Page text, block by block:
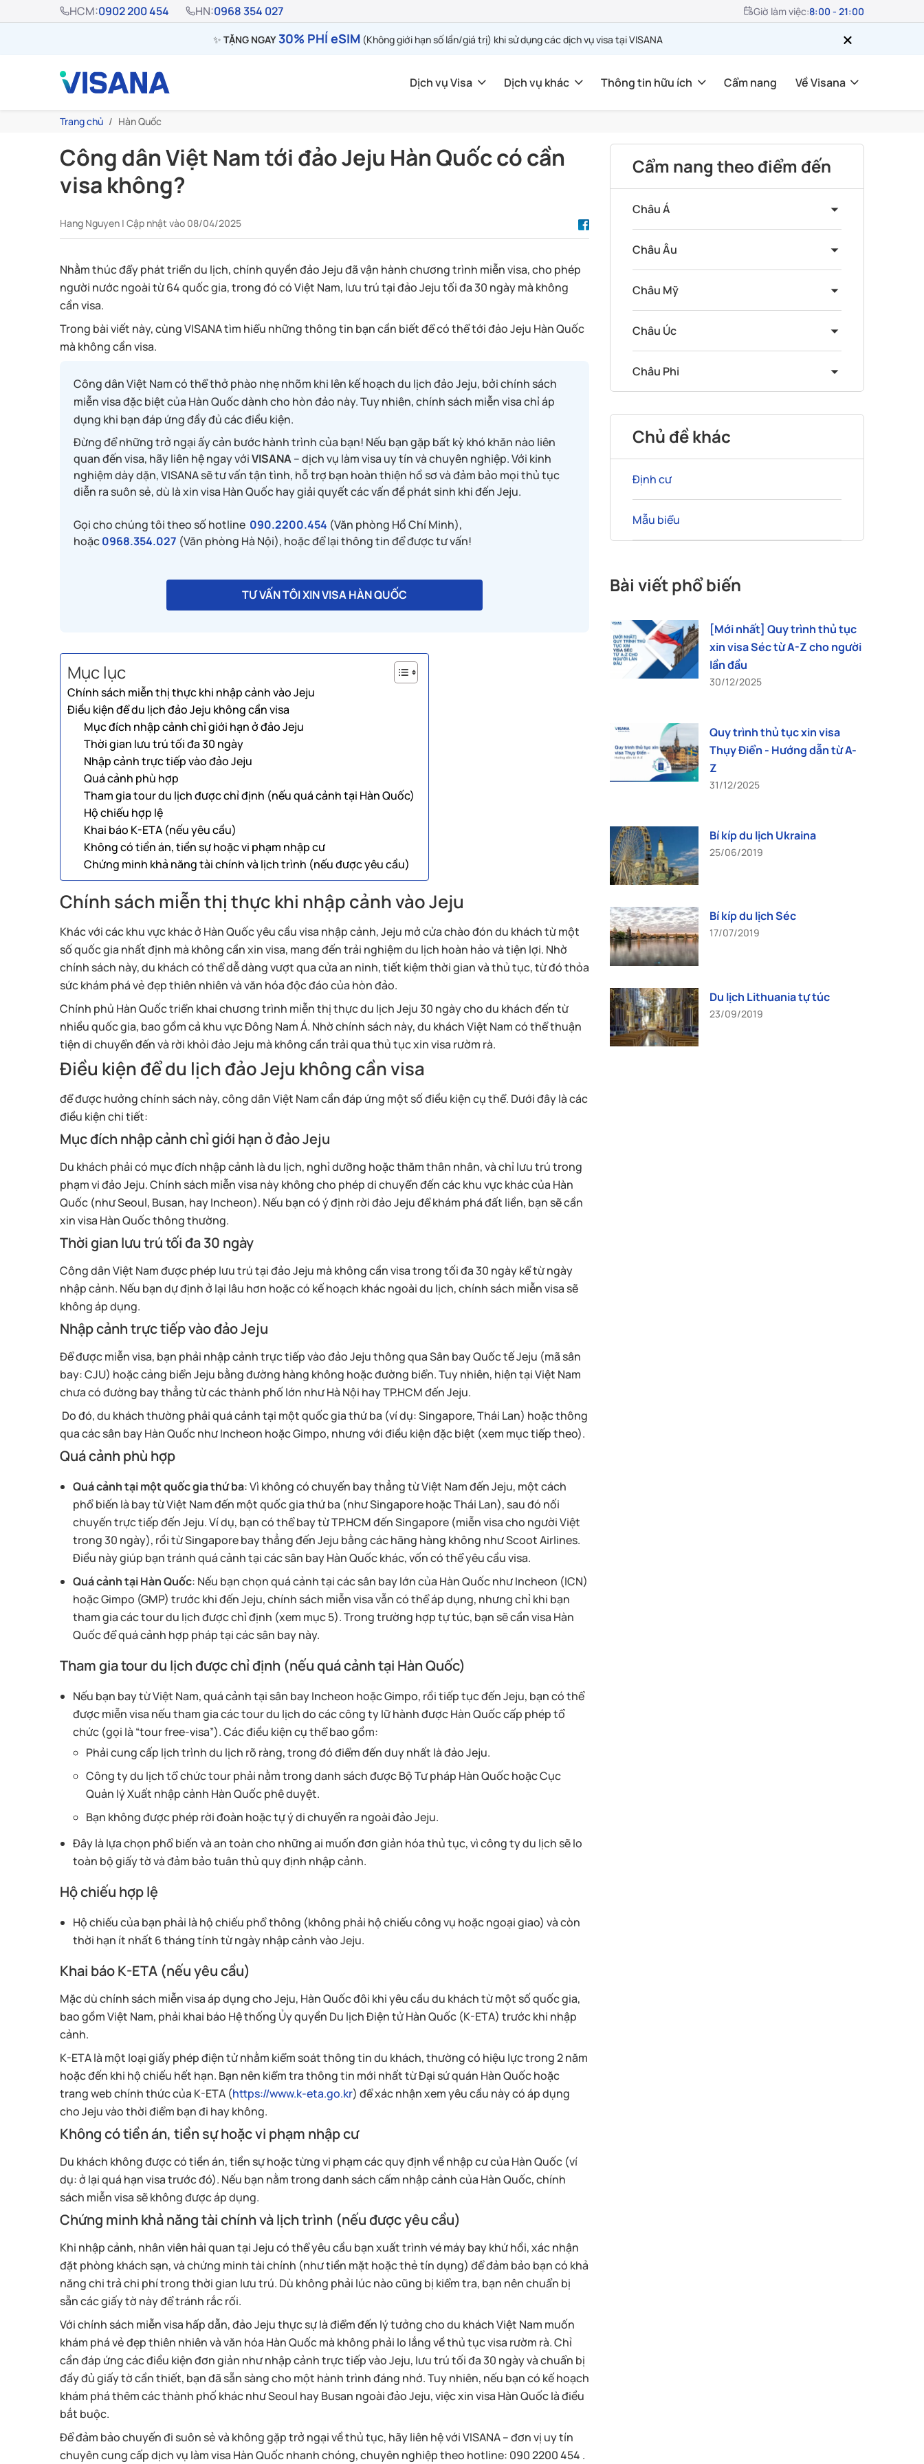
HCM:0902 200 454 HN:0968 354 027 Giờ làm việc:8:00 - 21:00
✨ TẶNG NGAY30% PHÍ eSIM (Không giới hạn số lần/giá trị) khi sử dụng các dịch vụ visa tại VISANA
Dịch vụ Visa Dịch vụ khác Thông tin hữu ích Cẩm nang Về Visana
Trang chủ Hàn Quốc
Công dân Việt Nam tới đảo Jeju Hàn Quốc có cần
visa không?
Hang Nguyen | Cập nhật vào 08/04/2025
Nhằm thúc đẩy phát triển du lịch, chính quyền đảo Jeju đã vận hành chương trình miễn visa, cho phép
người nước ngoài từ 64 quốc gia, trong đó có Việt Nam, lưu trú tại đảo Jeju tối đa 30 ngày mà không
cần visa.
Trong bài viết này, cùng VISANA tìm hiểu những thông tin bạn cần biết để có thể tới đảo Jeju Hàn Quốc
mà không cần visa.
Công dân Việt Nam có thể thở phào nhẹ nhõm khi lên kế hoạch du lịch đảo Jeju, bởi chính sách
miễn visa đặc biệt của Hàn Quốc dành cho hòn đảo này. Tuy nhiên, chính sách miễn visa chỉ áp
dụng khi bạn đáp ứng đầy đủ các điều kiện.
Đừng để những trở ngại ấy cản bước hành trình của bạn! Nếu bạn gặp bất kỳ khó khăn nào liên
quan đến visa, hãy liên hệ ngay vớiVISANA– dịch vụ làm visa uy tín và chuyên nghiệp. Với kinh
nghiệm dày dặn, VISANA sẽ tư vấn tận tình, hỗ trợ bạn hoàn thiện hồ sơ và đảm bảo mọi thủ tục
diễn ra suôn sẻ, dù là xin visa Hàn Quốc hay giải quyết các vấn đề phát sinh khi đến Jeju.
Gọi cho chúng tôi theo số hotline 090.2200.454 (Văn phòng Hồ Chí Minh),
hoặc0968.354.027 (Văn phòng Hà Nội), hoặc để lại thông tin để được tư vấn!
TƯ VẤN TÔI XIN VISA HÀN QUỐC
Mục lục
Chính sách miễn thị thực khi nhập cảnh vào Jeju
Điều kiện để du lịch đảo Jeju không cần visa
Mục đích nhập cảnh chỉ giới hạn ở đảo Jeju
Thời gian lưu trú tối đa 30 ngày
Nhập cảnh trực tiếp vào đảo Jeju
Quá cảnh phù hợp
Tham gia tour du lịch được chỉ định (nếu quá cảnh tại Hàn Quốc)
Hộ chiếu hợp lệ
Khai báo K-ETA (nếu yêu cầu)
Không có tiền án, tiền sự hoặc vi phạm nhập cư
Chứng minh khả năng tài chính và lịch trình (nếu được yêu cầu)
Chính sách miễn thị thực khi nhập cảnh vào Jeju
Khác với các khu vực khác ở Hàn Quốc yêu cầu visa nhập cảnh, Jeju mở cửa chào đón du khách từ một
số quốc gia nhất định mà không cần xin visa, mang đến trải nghiệm du lịch hoàn hảo và tiện lợi. Nhờ
chính sách này, du khách có thể dễ dàng vượt qua cửa an ninh, tiết kiệm thời gian và thủ tục, từ đó thỏa
sức khám phá vẻ đẹp thiên nhiên và văn hóa độc đáo của hòn đảo.
Chính phủ Hàn Quốc triển khai chương trình miễn thị thực du lịch Jeju 30 ngày cho du khách đến từ
nhiều quốc gia, bao gồm cả khu vực Đông Nam Á. Nhờ chính sách này, du khách Việt Nam có thể thuận
tiện di chuyển đến và rời khỏi đảo Jeju mà không cần trải qua thủ tục xin visa rườm rà.
Điều kiện để du lịch đảo Jeju không cần visa
để được hưởng chính sách này, công dân Việt Nam cần đáp ứng một số điều kiện cụ thể. Dưới đây là các
điều kiện chi tiết:
Mục đích nhập cảnh chỉ giới hạn ở đảo Jeju
Du khách phải có mục đích nhập cảnh là du lịch, nghỉ dưỡng hoặc thăm thân nhân, và chỉ lưu trú trong
phạm vi đảo Jeju. Chính sách miễn visa này không cho phép di chuyển đến các khu vực khác của Hàn
Quốc (như Seoul, Busan, hay Incheon). Nếu bạn có ý định rời đảo Jeju để khám phá đất liền, bạn sẽ cần
xin visa Hàn Quốc thông thường.
Thời gian lưu trú tối đa 30 ngày
Công dân Việt Nam được phép lưu trú tại đảo Jeju mà không cần visa trong tối đa 30 ngày kể từ ngày
nhập cảnh. Nếu bạn dự định ở lại lâu hơn hoặc có kế hoạch khác ngoài du lịch, chính sách miễn visa sẽ
không áp dụng.
Nhập cảnh trực tiếp vào đảo Jeju
Để được miễn visa, bạn phải nhập cảnh trực tiếp vào đảo Jeju thông qua Sân bay Quốc tế Jeju (mã sân
bay: CJU) hoặc cảng biển Jeju bằng đường hàng không hoặc đường biển. Tuy nhiên, hiện tại Việt Nam
chưa có đường bay thẳng từ các thành phố lớn như Hà Nội hay TP.HCM đến Jeju.
Do đó, du khách thường phải quá cảnh tại một quốc gia thứ ba (ví dụ: Singapore, Thái Lan) hoặc thông
qua các sân bay Hàn Quốc như Incheon hoặc Gimpo, nhưng với điều kiện đặc biệt (xem mục tiếp theo).
Quá cảnh phù hợp
Quá cảnh tại một quốc gia thứ ba: Vì không có chuyến bay thẳng từ Việt Nam đến Jeju, một cách
phổ biến là bay từ Việt Nam đến một quốc gia thứ ba (như Singapore hoặc Thái Lan), sau đó nối
chuyến trực tiếp đến Jeju. Ví dụ, bạn có thể bay từ TP.HCM đến Singapore (miễn visa cho người Việt
trong 30 ngày), rồi từ Singapore bay thẳng đến Jeju bằng các hãng hàng không như Scoot Airlines.
Điều này giúp bạn tránh quá cảnh tại các sân bay Hàn Quốc khác, vốn có thể yêu cầu visa.
Quá cảnh tại Hàn Quốc: Nếu bạn chọn quá cảnh tại các sân bay lớn của Hàn Quốc như Incheon (ICN)
hoặc Gimpo (GMP) trước khi đến Jeju, chính sách miễn visa vẫn có thể áp dụng, nhưng chỉ khi bạn
tham gia các tour du lịch được chỉ định (xem mục 5). Trong trường hợp tự túc, bạn sẽ cần visa Hàn
Quốc để quá cảnh hợp pháp tại các sân bay này.
Tham gia tour du lịch được chỉ định (nếu quá cảnh tại Hàn Quốc)
Nếu bạn bay từ Việt Nam, quá cảnh tại sân bay Incheon hoặc Gimpo, rồi tiếp tục đến Jeju, bạn có thể
được miễn visa nếu tham gia các tour du lịch do các công ty lữ hành được Hàn Quốc cấp phép tổ
chức (gọi là “tour free-visa”). Các điều kiện cụ thể bao gồm:
Phải cung cấp lịch trình du lịch rõ ràng, trong đó điểm đến duy nhất là đảo Jeju.
Công ty du lịch tổ chức tour phải nằm trong danh sách được Bộ Tư pháp Hàn Quốc hoặc Cục
Quản lý Xuất nhập cảnh Hàn Quốc phê duyệt.
Bạn không được phép rời đoàn hoặc tự ý di chuyển ra ngoài đảo Jeju.
Đây là lựa chọn phổ biến và an toàn cho những ai muốn đơn giản hóa thủ tục, vì công ty du lịch sẽ lo
toàn bộ giấy tờ và đảm bảo tuân thủ quy định nhập cảnh.
Hộ chiếu hợp lệ
Hộ chiếu của bạn phải là hộ chiếu phổ thông (không phải hộ chiếu công vụ hoặc ngoại giao) và còn
thời hạn ít nhất 6 tháng tính từ ngày nhập cảnh vào Jeju.
Khai báo K-ETA (nếu yêu cầu)
Mặc dù chính sách miễn visa áp dụng cho Jeju, Hàn Quốc đôi khi yêu cầu du khách từ một số quốc gia,
bao gồm Việt Nam, phải khai báo Hệ thống Ủy quyền Du lịch Điện tử Hàn Quốc (K-ETA) trước khi nhập
cảnh.
K-ETA là một loại giấy phép điện tử nhằm kiểm soát thông tin du khách, thường có hiệu lực trong 2 năm
hoặc đến khi hộ chiếu hết hạn. Bạn nên kiểm tra thông tin mới nhất từ Đại sứ quán Hàn Quốc hoặc
trang web chính thức của K-ETA (https://www.k-eta.go.kr) để xác nhận xem yêu cầu này có áp dụng
cho Jeju vào thời điểm bạn đi hay không.
Không có tiền án, tiền sự hoặc vi phạm nhập cư
Du khách không được có tiền án, tiền sự hoặc từng vi phạm các quy định về nhập cư của Hàn Quốc (ví
dụ: ở lại quá hạn visa trước đó). Nếu bạn nằm trong danh sách cấm nhập cảnh của Hàn Quốc, chính
sách miễn visa sẽ không được áp dụng.
Chứng minh khả năng tài chính và lịch trình (nếu được yêu cầu)
Khi nhập cảnh, nhân viên hải quan tại Jeju có thể yêu cầu bạn xuất trình vé máy bay khứ hồi, xác nhận
đặt phòng khách sạn, và chứng minh tài chính (như tiền mặt hoặc thẻ tín dụng) để đảm bảo bạn có khả
năng chi trả chi phí trong thời gian lưu trú. Dù không phải lúc nào cũng bị kiểm tra, bạn nên chuẩn bị
sẵn các giấy tờ này để tránh rắc rối.
Với chính sách miễn visa hấp dẫn, đảo Jeju thực sự là điểm đến lý tưởng cho du khách Việt Nam muốn
khám phá vẻ đẹp thiên nhiên và văn hóa Hàn Quốc mà không phải lo lắng về thủ tục visa rườm rà. Chỉ
cần đáp ứng các điều kiện đơn giản như nhập cảnh trực tiếp vào Jeju, lưu trú tối đa 30 ngày và chuẩn bị
đầy đủ giấy tờ cần thiết, bạn đã sẵn sàng cho một hành trình đáng nhớ. Tuy nhiên, nếu bạn có kế hoạch
khám phá thêm các thành phố khác như Seoul hay Busan ngoài đảo Jeju, việc xin visa Hàn Quốc là điều
bắt buộc.
Để đảm bảo chuyến đi suôn sẻ và không gặp trở ngại về thủ tục, hãy liên hệ với VISANA – đơn vị uy tín
chuyên cung cấp dịch vụ làm visa Hàn Quốc nhanh chóng, chuyên nghiệp theo hotline: 090 2200 454 .
Cẩm nang theo điểm đến
Châu Á
Châu Âu
Châu Mỹ
Châu Úc
Châu Phi
Chủ đề khác
Định cư
Mẫu biểu
Bài viết phổ biến
[Mới nhất] Quy trình thủ tục
xin visa Séc từ A-Z cho người
lần đầu
30/12/2025
Quy trình thủ tục xin visa
Thụy Điển - Hướng dẫn từ A-
Z
31/12/2025
Bí kíp du lịch Ukraina
25/06/2019
Bí kíp du lịch Séc
17/07/2019
Du lịch Lithuania tự túc
23/09/2019